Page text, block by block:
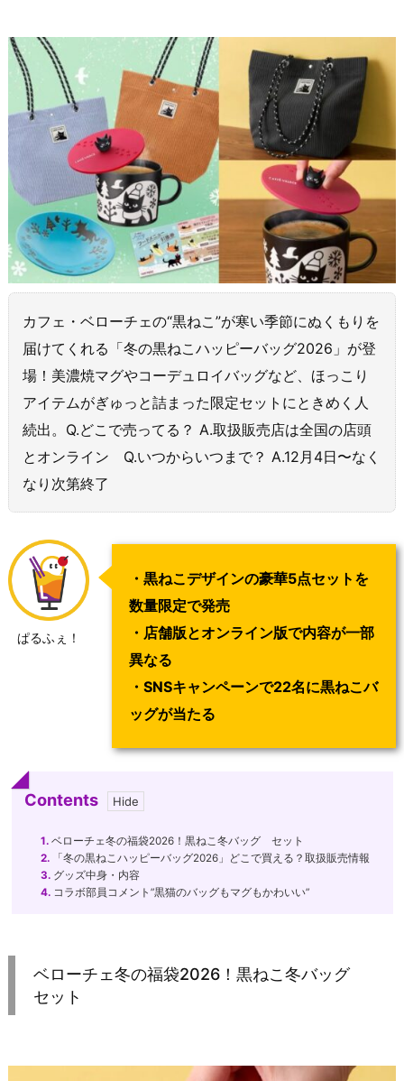
カフェ・ベローチェの“黒ねこ”が寒い季節にぬくもりを
届けてくれる「冬の黒ねこハッピーバッグ2026」が登
場！美濃焼マグやコーデュロイバッグなど、ほっこり
アイテムがぎゅっと詰まった限定セットにときめく人
続出。Q.どこで売ってる？ A.取扱販売店は全国の店頭
とオンライン Q.いつからいつまで？ A.12月4日〜なく
なり次第終了
ぱるふぇ！
・黒ねこデザインの豪華5点セットを
数量限定で発売
・店舗版とオンライン版で内容が一部
異なる
・SNSキャンペーンで22名に黒ねこバ
ッグが当たる
Contents
1.ベローチェ冬の福袋2026！黒ねこ冬バッグ セット
2.「冬の黒ねこハッピーバッグ2026」どこで買える？取扱販売情報
3.グッズ中身・内容
4.コラボ部員コメント”黒猫のバッグもマグもかわいい”
ベローチェ冬の福袋2026！黒ねこ冬バッグ
セット